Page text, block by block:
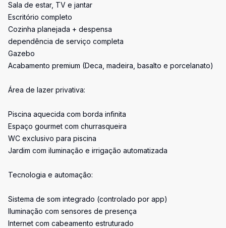
Sala de estar, TV e jantar
Escritório completo
Cozinha planejada + despensa
dependência de serviço completa
Gazebo
Acabamento premium (Deca, madeira, basalto e porcelanato)
Área de lazer privativa:
Piscina aquecida com borda infinita
Espaço gourmet com churrasqueira
WC exclusivo para piscina
Jardim com iluminação e irrigação automatizada
Tecnologia e automação:
Sistema de som integrado (controlado por app)
Iluminação com sensores de presença
Internet com cabeamento estruturado